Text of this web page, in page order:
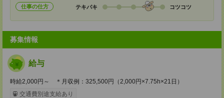
仕事の仕方 テキパキ コツコツ
募集情報
給与
時給2,000円～ ＊月収例：325,500円（2,000円×7.75h×21日）
交通費別途支給あり